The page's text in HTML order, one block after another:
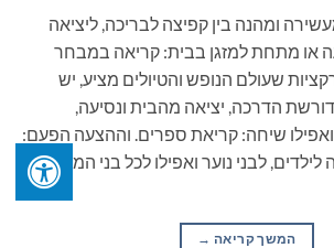
ומהנה בין קפיצה לבריכה, ליציאה
או מתחת למזגן בבית: קריאה במבחר
שעולם הנופש והטיולים מציע, יש
הדרכה, יציאה מהבית ונסיעה,
שיחה: קריאת ספרים. וההצעה הפעם:
לילדים, לבני נוער ואפילו לכל בני המשפחה.
המשך קריאה →